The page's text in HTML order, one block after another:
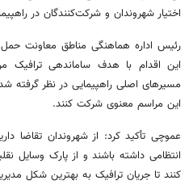
اختیار شهروندان و شرکت‌کنندگان در
رئیس اداره هماهنگی مناطق معاونت
این اقدام با هدف ساماندهی ترافیک
مسیرهای اصلی راهپیمایی در نظر گرفته
این مراسم معنوی شرکت کنند.
عموچی تأکید کرد: از شهروندان تقاضا
انتظامی داشته باشند و از پارک وسایل
کنند تا جریان ترافیک به بهترین شکل